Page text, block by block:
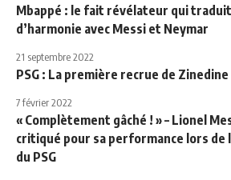
Mbappé : le fait révélateur qui
d’harmonie avec Messi et Neymar
21 septembre 2022
PSG : La première recrue de
7 février 2022
« Complètement gâché ! » – Lionel
critiqué pour sa performance lors de
du PSG